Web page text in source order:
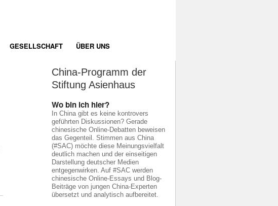
GESELLSCHAFT ÜBER UNS
China-Programm der
Stiftung Asienhaus
Wo bin ich hier?
In China gibt es keine kontrovers
geführten Diskussionen? Gerade
chinesische Online-Debatten beweisen
das Gegenteil. Stimmen aus China
(#SAC) möchte diese Meinungsvielfalt
deutlich machen und der einseitigen
Darstellung deutscher Medien
entgegenwirken. Auf #SAC werden
chinesische Online-Essays und Blog-
Beiträge von jungen China-Experten
übersetzt und analytisch aufbereitet.